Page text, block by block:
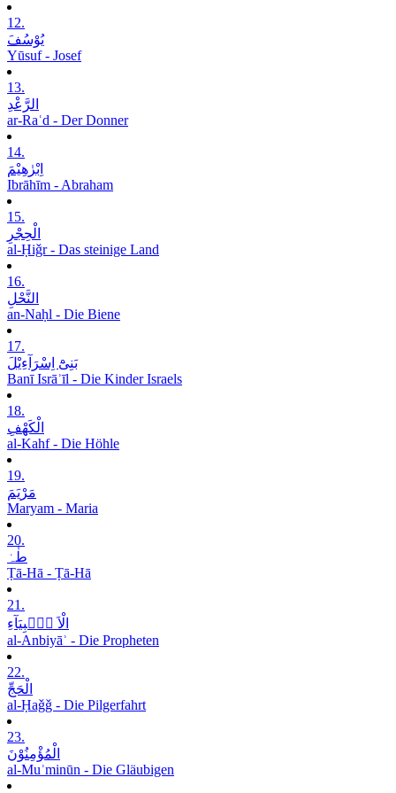
12.
یُوْسُفَ
Yūsuf - Josef
13.
الرَّعْدِ
ar-Raʿd - Der Donner
14.
اِبْرٰھِیْمَ
Ibrāhīm - Abraham
15.
الْحِجْرِ
al-Ḥiǧr - Das steinige Land
16.
النَّحْلِ
an-Naḥl - Die Biene
17.
بَنِیْٓ اِسْرَآءِیْلَ
Banī Isrāʾīl - Die Kinder Israels
18.
الْکَھْفِ
al-Kahf - Die Höhle
19.
مَرْیَمَ
Maryam - Maria
20.
طٰہٰ
Ṭā-Hā - Ṭā-Hā
21.
الْاَ نۡۢبِیَآءِ
al-Anbiyāʾ - Die Propheten
22.
الْحَجِّ
al-Ḥaǧǧ - Die Pilgerfahrt
23.
الْمُؤْمِنُوْنَ
al-Muʾminūn - Die Gläubigen